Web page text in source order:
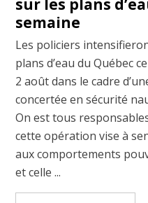
sur les plans
semaine
Les policiers
plans d’eau du Québec
2 août dans le cadre
concertée en sécurité
On est tous
cette opération vise à
aux comportements
et celle ...